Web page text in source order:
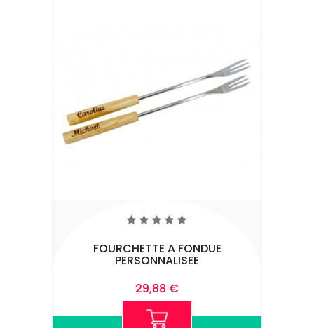
FOURCHETTE A FONDUE
PERSONNALISEE
Prix
29,88 €